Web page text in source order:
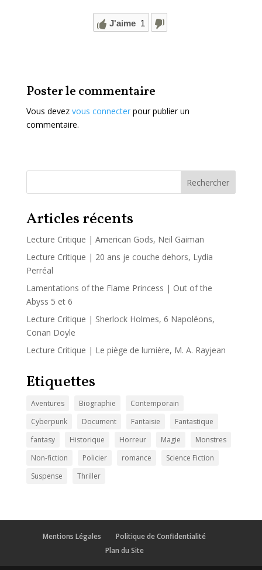
J'aime 1
Poster le commentaire
Vous devez vous connecterpour publier un
commentaire.
Rechercher
Articles récents
Lecture Critique | American Gods, Neil Gaiman
Lecture Critique | 20 ans je couche dehors, Lydia
Perréal
Lamentations of the Flame Princess | Out of the
Abyss 5 et 6
Lecture Critique | Sherlock Holmes, 6 Napoléons,
Conan Doyle
Lecture Critique | Le piège de lumière, M. A. Rayjean
Etiquettes
Aventures Biographie
Contemporain
Cyberpunk
Document Fantaisie
Fantastique
fantasy
Historique Horreur Magie
Monstres
Non-fiction
Policier romance
Science Fiction
Suspense
Thriller
Mentions Légales
Politique de Confidentialité
Plan du Site